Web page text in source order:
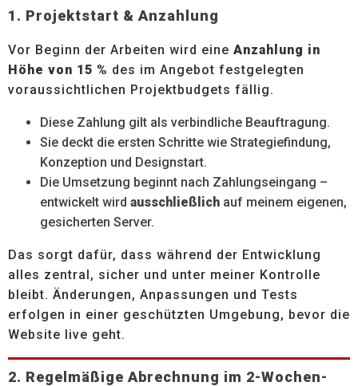
1. Projektstart & Anzahlung
Vor Beginn der Arbeiten wird eine Anzahlung in
Höhe von 15 % des im Angebot festgelegten
voraussichtlichen Projektbudgets fällig.
Diese Zahlung gilt als verbindliche Beauftragung.
Sie deckt die ersten Schritte wie Strategiefindung,
Konzeption und Designstart.
Die Umsetzung beginnt nach Zahlungseingang –
entwickelt wird ausschließlich auf meinem eigenen,
gesicherten Server.
Das sorgt dafür, dass während der Entwicklung
alles zentral, sicher und unter meiner Kontrolle
bleibt. Änderungen, Anpassungen und Tests
erfolgen in einer geschützten Umgebung, bevor die
Website live geht.
2. Regelmäßige Abrechnung im 2-Wochen-